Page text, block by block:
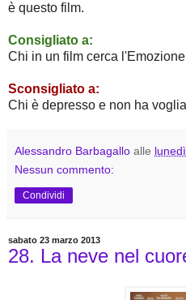
è questo film.
Consigliato a:
Chi in un film cerca
Sconsigliato a:
Chi è depresso e non ha
Alessandro Barbagallo alle
Nessun commento:
Condividi
sabato 23 marzo 2013
28. La neve nel